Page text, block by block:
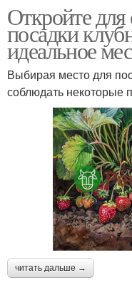
Откройте для
посадки
идеальное
Выбирая место для
соблюдать некоторые
читать дальше →